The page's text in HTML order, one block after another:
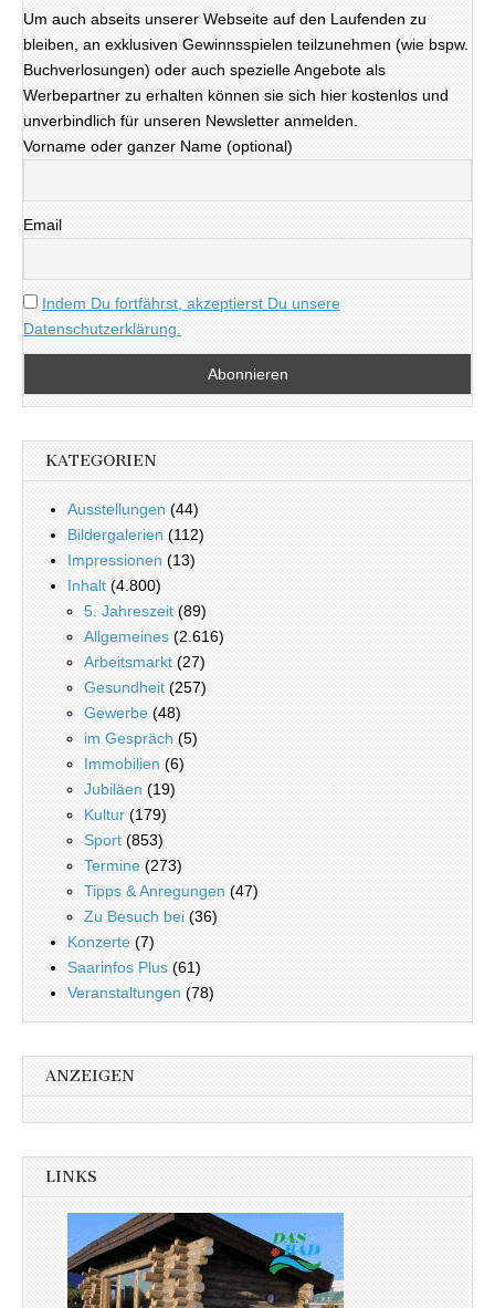
Um auch abseits unserer Webseite auf den Laufenden zu
bleiben, an exklusiven Gewinnsspielen teilzunehmen (wie bspw.
Buchverlosungen) oder auch spezielle Angebote als
Werbepartner zu erhalten können sie sich hier kostenlos und
unverbindlich für unseren Newsletter anmelden.
Vorname oder ganzer Name (optional)
Email
Indem Du fortfährst, akzeptierst Du unsere
Datenschutzerklärung.
KATEGORIEN
Ausstellungen (44)
Bildergalerien (112)
Impressionen (13)
Inhalt (4.800)
5. Jahreszeit (89)
Allgemeines (2.616)
Arbeitsmarkt (27)
Gesundheit (257)
Gewerbe (48)
im Gespräch (5)
Immobilien (6)
Jubiläen (19)
Kultur (179)
Sport (853)
Termine (273)
Tipps & Anregungen (47)
Zu Besuch bei (36)
Konzerte (7)
Saarinfos Plus (61)
Veranstaltungen (78)
ANZEIGEN
LINKS